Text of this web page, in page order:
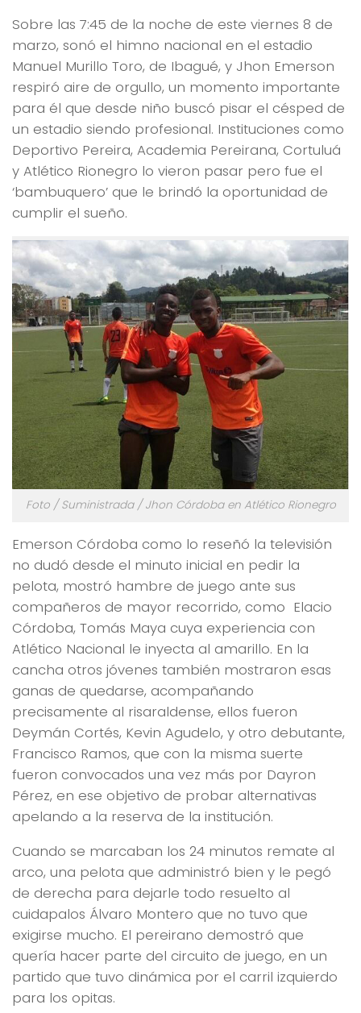
Sobre las 7:45 de la noche de este viernes 8 de
marzo, sonó el himno nacional en el estadio
Manuel Murillo Toro, de Ibagué, y Jhon Emerson
respiró aire de orgullo, un momento importante
para él que desde niño buscó pisar el césped de
un estadio siendo profesional. Instituciones como
Deportivo Pereira, Academia Pereirana, Cortuluá
y Atlético Rionegro lo vieron pasar pero fue el
‘bambuquero’ que le brindó la oportunidad de
cumplir el sueño.
Foto / Suministrada / Jhon Córdoba en Atlético Rionegro
Emerson Córdoba como lo reseñó la televisión
no dudó desde el minuto inicial en pedir la
pelota, mostró hambre de juego ante sus
compañeros de mayor recorrido, como Elacio
Córdoba, Tomás Maya cuya experiencia con
Atlético Nacional le inyecta al amarillo. En la
cancha otros jóvenes también mostraron esas
ganas de quedarse, acompañando
precisamente al risaraldense, ellos fueron
Deymán Cortés, Kevin Agudelo, y otro debutante,
Francisco Ramos, que con la misma suerte
fueron convocados una vez más por Dayron
Pérez, en ese objetivo de probar alternativas
apelando a la reserva de la institución.
Cuando se marcaban los 24 minutos remate al
arco, una pelota que administró bien y le pegó
de derecha para dejarle todo resuelto al
cuidapalos Álvaro Montero que no tuvo que
exigirse mucho. El pereirano demostró que
quería hacer parte del circuito de juego, en un
partido que tuvo dinámica por el carril izquierdo
para los opitas.